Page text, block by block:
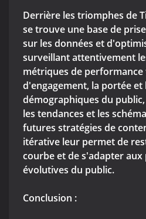
Derrière les triomphes de
se trouve une base de
sur les données et
surveillant attentivement
métriques de performance
d'engagement, la portée et
démographiques du public,
les tendances et les
futures stratégies de
itérative leur permet de
courbe et de s'adapter aux
évolutives du public.
Conclusion :